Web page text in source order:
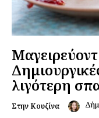
λιγότερη
Στην Κουζίνα